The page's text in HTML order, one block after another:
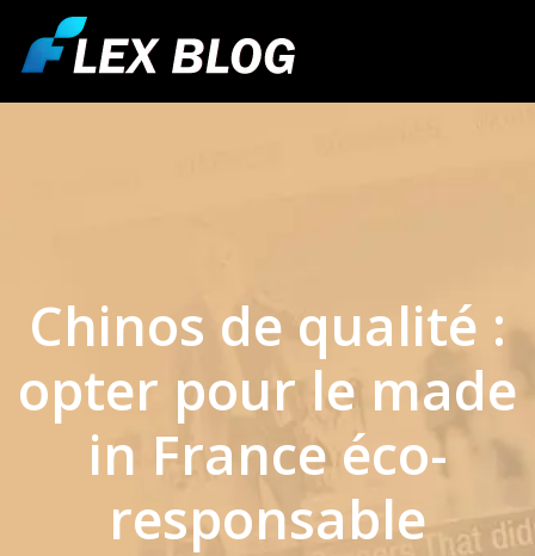
Chinos de qualité :
opter pour le made
in France éco-
responsable